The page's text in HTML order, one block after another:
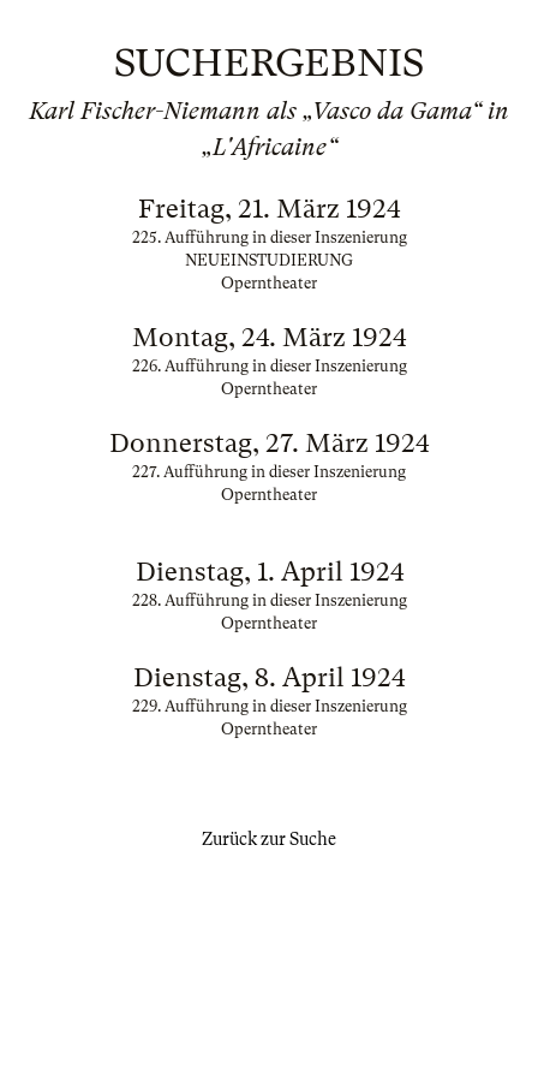
SUCHERGEBNIS
Karl Fischer-Niemann als „Vasco da Gama“ in
„L'Africaine“
Freitag, 21. März 1924
225. Aufführung in dieser Inszenierung
NEUEINSTUDIERUNG
Operntheater
Montag, 24. März 1924
226. Aufführung in dieser Inszenierung
Operntheater
Donnerstag, 27. März 1924
227. Aufführung in dieser Inszenierung
Operntheater
Dienstag, 1. April 1924
228. Aufführung in dieser Inszenierung
Operntheater
Dienstag, 8. April 1924
229. Aufführung in dieser Inszenierung
Operntheater
Zurück zur Suche